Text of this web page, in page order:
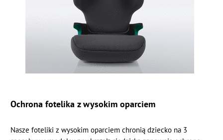
Ochrona fotelika z wysokim oparciem
Nasze foteliki z wysokim oparciem chronią dziecko na 3